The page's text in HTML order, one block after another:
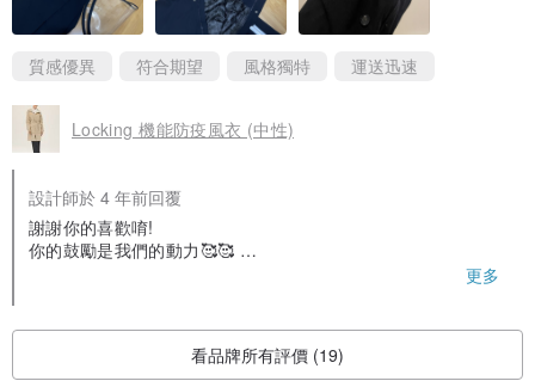
質感優異 符合期望 風格獨特 運送迅速
Locking 機能防疫風衣 (中性)
設計師於 4 年前回覆
謝謝你的喜歡唷!
你的鼓勵是我們的動力🥰🥰
更多
看品牌所有評價 (19)